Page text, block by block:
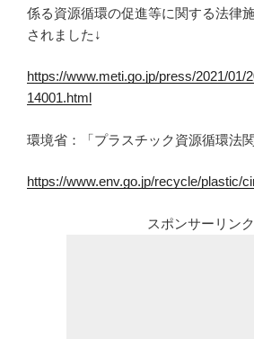
係る資源循環の促進等に関する法律
されました↓
https://www.meti.go.jp/press/2021/01/
14001.html
環境省：「プラスチック資源循環法関
https://www.env.go.jp/recycle/plastic/
スポンサーリンク